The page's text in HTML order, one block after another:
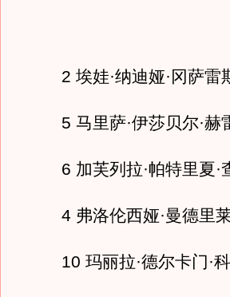
2 埃娃·纳迪娅·冈萨雷
5 马里萨·伊莎贝尔·赫
6 加芙列拉·帕特里夏·
4 弗洛伦西娅·曼德里
10 玛丽拉·德尔卡门·科